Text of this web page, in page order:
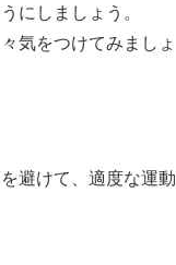
にしましょう。
気をつけてみましょ
避けて、適度な運動